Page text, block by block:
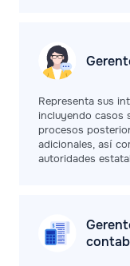
Representa sus
incluyendo casos
procesos
adicionales, así
autoridades